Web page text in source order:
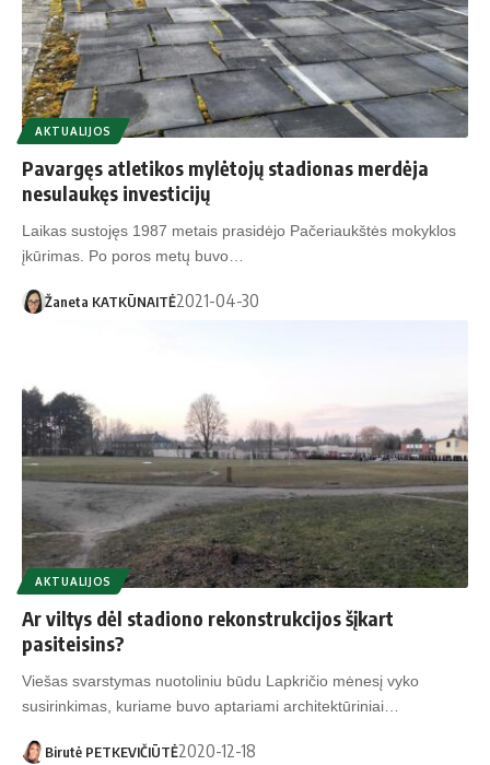
AKTUALIJOS
Pavargęs atletikos mylėtojų stadionas merdėja
nesulaukęs investicijų
Laikas sustojęs 1987 metais prasidėjo Pačeriaukštės mokyklos
įkūrimas. Po poros metų buvo…
Žaneta KATKŪNAITĖ2021-04-30
AKTUALIJOS
Ar viltys dėl stadiono rekonstrukcijos šįkart
pasiteisins?
Viešas svarstymas nuotoliniu būdu Lapkričio mėnesį vyko
susirinkimas, kuriame buvo aptariami architektūriniai…
Birutė PETKEVIČIŪTĖ2020-12-18